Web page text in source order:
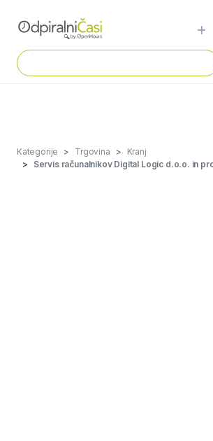
Kategorije Trgovina
Kranj
Servis računalnikov Digital Logic d.o.o. in